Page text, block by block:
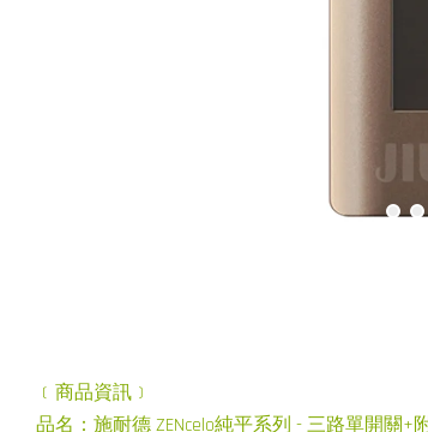
﹝商品資訊﹞
品名：施耐德 ZENcelo純平系列 - 三路單開關+